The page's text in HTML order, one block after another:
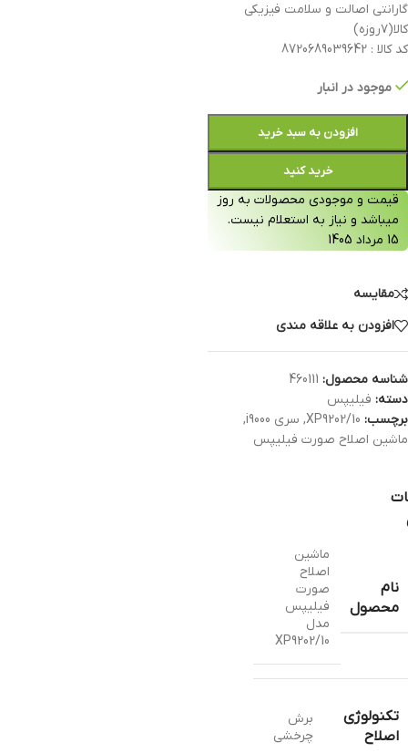
گارانتی اصالت و سلامت فیزیکی
کالا(۷روزه)
کد کالا : 8720689039642
موجود در انبار
افزودن به سبد خرید
خرید کنید
قیمت و موجودی محصولات به روز
میباشد و نیاز به استعلام نیست.
15 مرداد 1405
مقایسه
افزودن به علاقه مندی
شناسه محصول: 460111
دسته: فیلیپس
برچسب: XP9202/10
, سری i9000
,
ماشین اصلاح صورت فیلیپس
نام
محصول
ماشین
اصلاح
صورت
فیلیپس
مدل
XP9202/10
تکنولوژی
اصلاح
برش
چرخشي